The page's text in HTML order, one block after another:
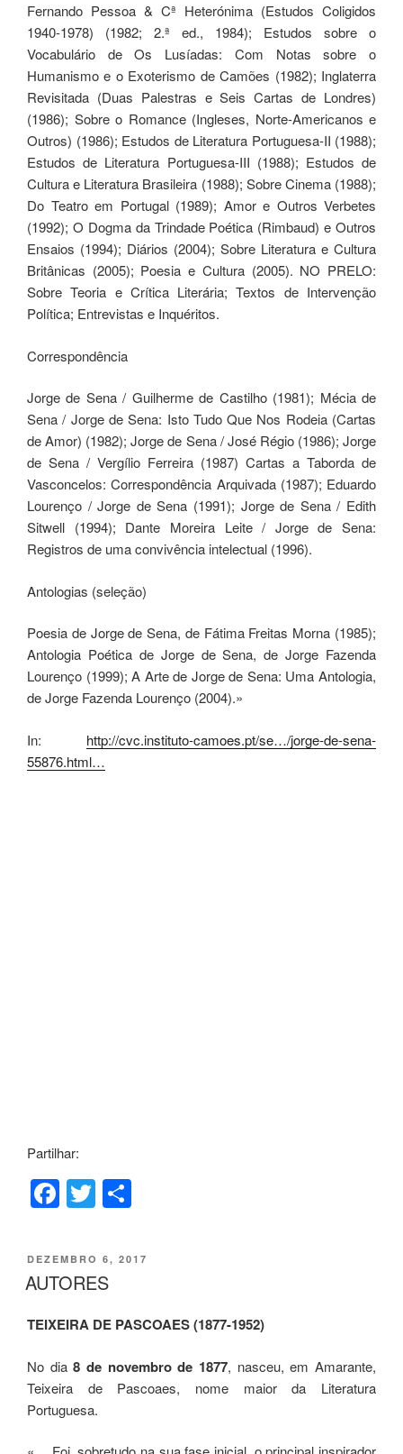
Fernando Pessoa & Cª Heterónima (Estudos Coligidos
1940-1978) (1982; 2.ª ed., 1984); Estudos sobre o
Vocabulário de Os Lusíadas: Com Notas sobre o
Humanismo e o Exoterismo de Camões (1982); Inglaterra
Revisitada (Duas Palestras e Seis Cartas de Londres)
(1986); Sobre o Romance (Ingleses, Norte-Americanos e
Outros) (1986); Estudos de Literatura Portuguesa-II (1988);
Estudos de Literatura Portuguesa-III (1988); Estudos de
Cultura e Literatura Brasileira (1988); Sobre Cinema (1988);
Do Teatro em Portugal (1989); Amor e Outros Verbetes
(1992); O Dogma da Trindade Poética (Rimbaud) e Outros
Ensaios (1994); Diários (2004); Sobre Literatura e Cultura
Britânicas (2005); Poesia e Cultura (2005). NO PRELO:
Sobre Teoria e Crítica Literária; Textos de Intervenção
Política; Entrevistas e Inquéritos.
Correspondência
Jorge de Sena / Guilherme de Castilho (1981); Mécia de
Sena / Jorge de Sena: Isto Tudo Que Nos Rodeia (Cartas
de Amor) (1982); Jorge de Sena / José Régio (1986); Jorge
de Sena / Vergílio Ferreira (1987) Cartas a Taborda de
Vasconcelos: Correspondência Arquivada (1987); Eduardo
Lourenço / Jorge de Sena (1991); Jorge de Sena / Edith
Sitwell (1994); Dante Moreira Leite / Jorge de Sena:
Registros de uma convivência intelectual (1996).
Antologias (seleção)
Poesia de Jorge de Sena, de Fátima Freitas Morna (1985);
Antologia Poética de Jorge de Sena, de Jorge Fazenda
Lourenço (1999); A Arte de Jorge de Sena: Uma Antologia,
de Jorge Fazenda Lourenço (2004).»
In: http://cvc.instituto-camoes.pt/se…/jorge-de-sena-
55876.html…
Partilhar:
F
c
e
b
o
o
k
T
tt
er
ar
PUBLICADO
EM
DEZEMBRO 6, 2017
AUTORES
TEIXEIRA DE PASCOAES (1877-1952)
No dia8 de novembro de 1877, nasceu, em Amarante,
Teixeira de Pascoaes, nome maior da Literatura
Portuguesa.